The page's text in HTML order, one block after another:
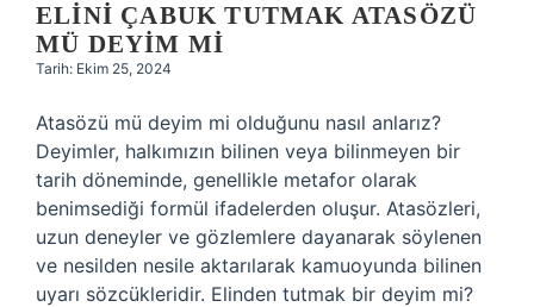
ELINI ÇABUK TUTMAK ATASÖZÜ
MÜ DEYIM MI
Tarih: Ekim 25, 2024
Atasözü mü deyim mi olduğunu nasıl anlarız?
Deyimler, halkımızın bilinen veya bilinmeyen bir
tarih döneminde, genellikle metafor olarak
benimsediği formül ifadelerden oluşur. Atasözleri,
uzun deneyler ve gözlemlere dayanarak söylenen
ve nesilden nesile aktarılarak kamuoyunda bilinen
uyarı sözcükleridir. Elinden tutmak bir deyim mi?